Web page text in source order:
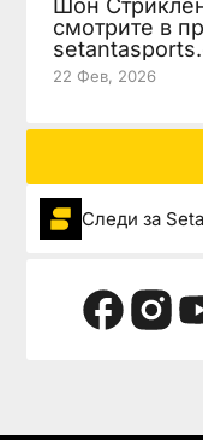
Шон
смотрите в
22 Фев, 2026
Следи за